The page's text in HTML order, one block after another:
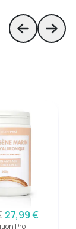
Skip toSkip
27,99 €
Pro